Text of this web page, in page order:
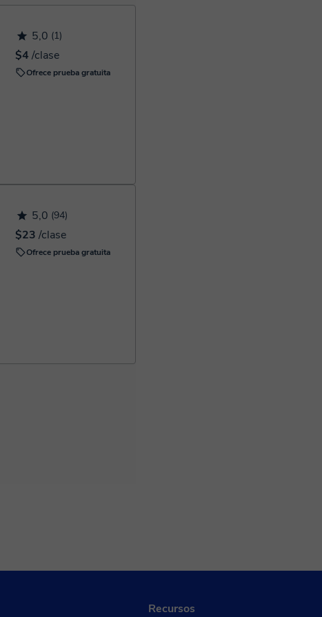
5,0 (1)
$4 /clase
Ofrece prueba gratuita
5,0 (94)
$23 /clase
Ofrece prueba gratuita
Recursos